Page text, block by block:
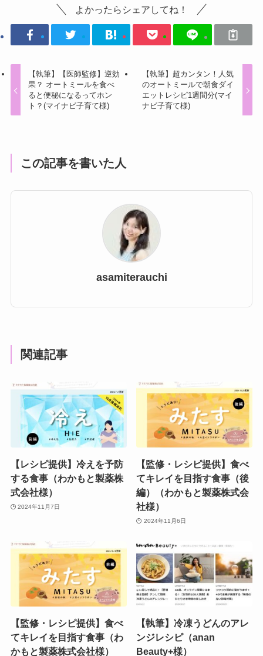
よかったらシェアしてね！
【執筆】【医師監修】逆効
果？ オートミールを食べ
ると便秘になるってホン
ト？(マイナビ子育て様)
【執筆】超カンタン！人気
のオートミールで朝食ダイ
エットレシピ1週間分(マイ
ナビ子育て様)
この記事を書いた人
asamiterauchi
関連記事
【レシピ提供】冷えを予防
する食事（わかもと製薬株
式会社様）
2024年11月7日
【監修・レシピ提供】食べ
てキレイを目指す食事（後
編）（わかもと製薬株式会
社様）
2024年11月6日
【監修・レシピ提供】食べ
てキレイを目指す食事（わ
かもと製薬株式会社様）
【執筆】冷凍うどんのアレ
ンジレシピ（anan
Beauty+様）